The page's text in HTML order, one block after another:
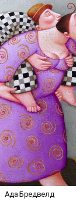
Ада Бредвелд